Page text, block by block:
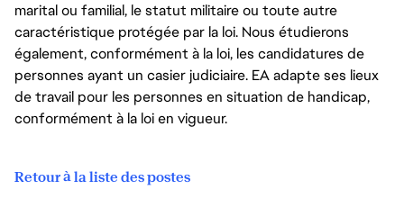
marital ou familial, le statut militaire ou toute autre
caractéristique protégée par la loi. Nous étudierons
également, conformément à la loi, les candidatures de
personnes ayant un casier judiciaire. EA adapte ses lieux
de travail pour les personnes en situation de handicap,
conformément à la loi en vigueur.
Retour à la liste des postes